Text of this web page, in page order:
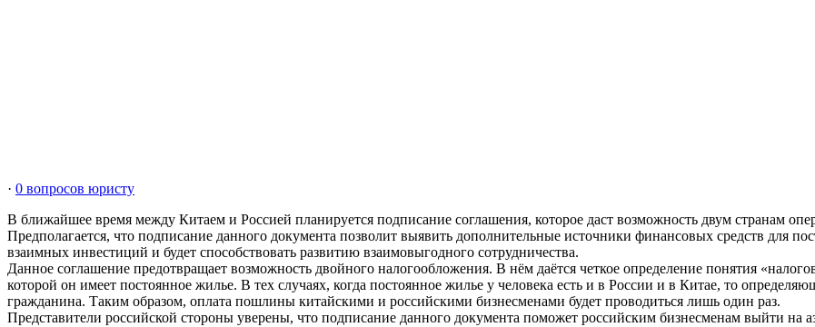
· 0 вопросов юристу
В ближайшее время между Китаем и Россией планируется подписание соглашения, которое даст возможность двум странам
Предполагается, что подписание данного документа позволит выявить дополнительные источники финансовых средств для
взаимных инвестиций и будет способствовать развитию взаимовыгодного сотрудничества.
Данное соглашение предотвращает возможность двойного налогообложения. В нём даётся четкое определение понятия
которой он имеет постоянное жилье. В тех случаях, когда постоянное жилье у человека есть и в России и в Китае, то
гражданина. Таким образом, оплата пошлины китайскими и российскими бизнесменами будет проводиться лишь один раз.
Представители российской стороны уверены, что подписание данного документа поможет российским бизнесменам выйти на